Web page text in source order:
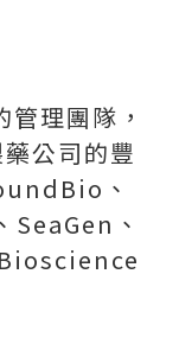
理團隊，
公司的豐
、
、